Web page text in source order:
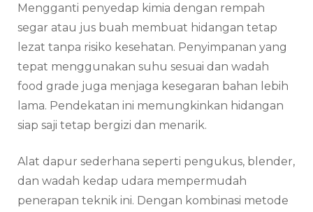
Mengganti penyedap kimia dengan rempah
segar atau jus buah membuat hidangan tetap
lezat tanpa risiko kesehatan. Penyimpanan yang
tepat menggunakan suhu sesuai dan wadah
food grade juga menjaga kesegaran bahan lebih
lama. Pendekatan ini memungkinkan hidangan
siap saji tetap bergizi dan menarik.
Alat dapur sederhana seperti pengukus, blender,
dan wadah kedap udara mempermudah
penerapan teknik ini. Dengan kombinasi metode